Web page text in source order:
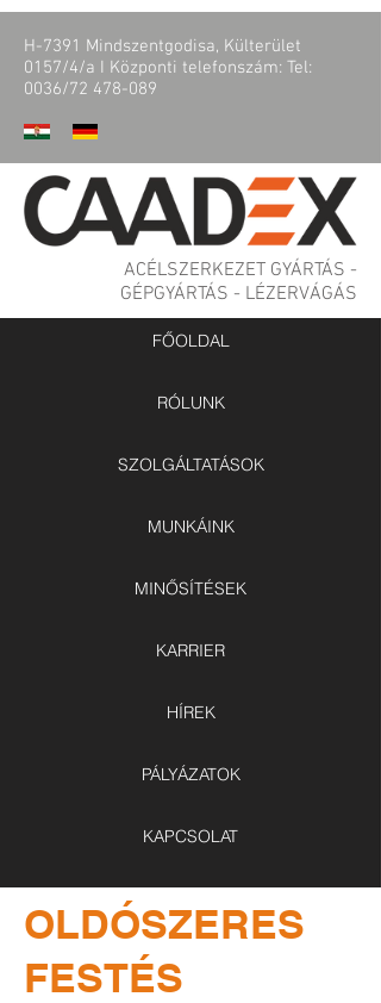
H-7391 Mindszentgodisa, Külterület
0157/4/a I Központi telefonszám: Tel:
0036/72 478-089
ACÉLSZERKEZET GYÁRTÁS -
GÉPGYÁRTÁS - LÉZERVÁGÁS
FŐOLDAL
RÓLUNK
SZOLGÁLTATÁSOK
MUNKÁINK
MINŐSÍTÉSEK
KARRIER
HÍREK
PÁLYÁZATOK
KAPCSOLAT
OLDÓSZERES
FESTÉS